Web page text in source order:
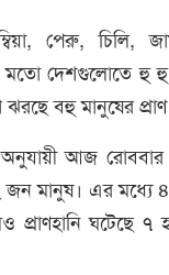
পেরু, চিলি,
মতো দেশগুলোতে হু
ঝরছে বহু মানুষের
অনুযায়ী আজ
জন মানুষ। এর মধ্যে
ঘটেছে ৭